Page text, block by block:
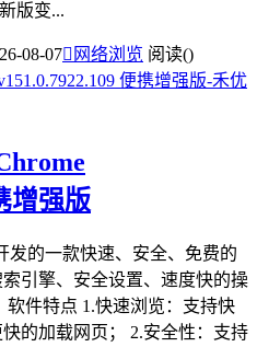
版变...
08-07 网络浏览 阅读()
增强版
发的一款快速、安全、免费的
引擎、安全设置、速度快的操
件特点 1.快速浏览：支持快
的加载网页； 2.安全性：支持